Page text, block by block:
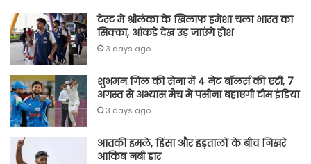
टेस्ट में श्रीलंका के खिलाफ हमेशा चला भारत का
सिक्का, आंकड़े देख उड़ जाएंगे होश
3 days ago
शुभमन गिल की सेना में 4 नेट बॉलर्स की एंट्री, 7
अगस्त से अभ्यास मैच में पसीना बहाएगी टीम इंडिया
3 days ago
आतंकी हमले, हिंसा और हड़तालों के बीच निखरे
आकिब नबी डार